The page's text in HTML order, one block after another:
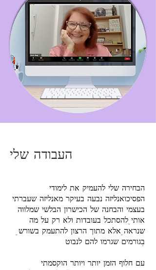
העבודה שלי
הבחירה שלי להעמיק את לימודי
הפסיכואנליזה נבעה בעיקר מאנליזה שעברתי
בעצמי והבחנה של הכישרון הבלשי שמלווה
אותי, להסתכל בעובדות ולא רק על מה
שנראה, אלא מתוך הרצון להתעמק בשורש,
עם חלוף הזמן יותר ויותר הוקסמתי